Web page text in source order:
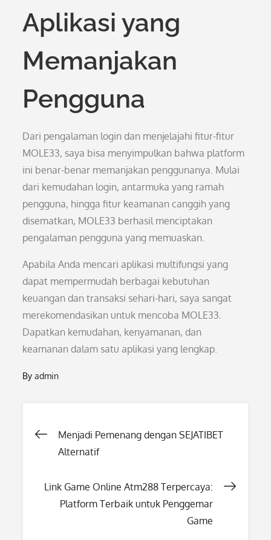
Aplikasi yang
Memanjakan
Pengguna
Dari pengalaman login dan menjelajahi fitur-fitur
MOLE33, saya bisa menyimpulkan bahwa platform
ini benar-benar memanjakan penggunanya. Mulai
dari kemudahan login, antarmuka yang ramah
pengguna, hingga fitur keamanan canggih yang
disematkan, MOLE33 berhasil menciptakan
pengalaman pengguna yang memuaskan.
Apabila Anda mencari aplikasi multifungsi yang
dapat mempermudah berbagai kebutuhan
keuangan dan transaksi sehari-hari, saya sangat
merekomendasikan untuk mencoba MOLE33.
Dapatkan kemudahan, kenyamanan, dan
keamanan dalam satu aplikasi yang lengkap.
Byadmin
Post
Menjadi Pemenang dengan SEJATIBET
Alternatif
Link Game Online Atm288 Terpercaya:
Platform Terbaik untuk Penggemar
Game